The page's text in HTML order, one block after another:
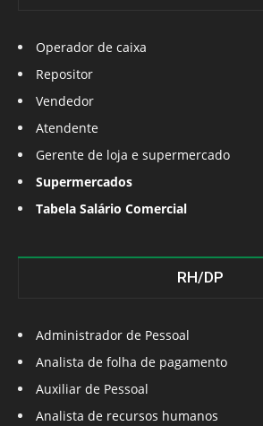
Operador de caixa
Repositor
Vendedor
Atendente
Gerente de loja e supermercado
Supermercados
Tabela Salário Comercial
RH/DP
Administrador de Pessoal
Analista de folha de pagamento
Auxiliar de Pessoal
Analista de recursos humanos